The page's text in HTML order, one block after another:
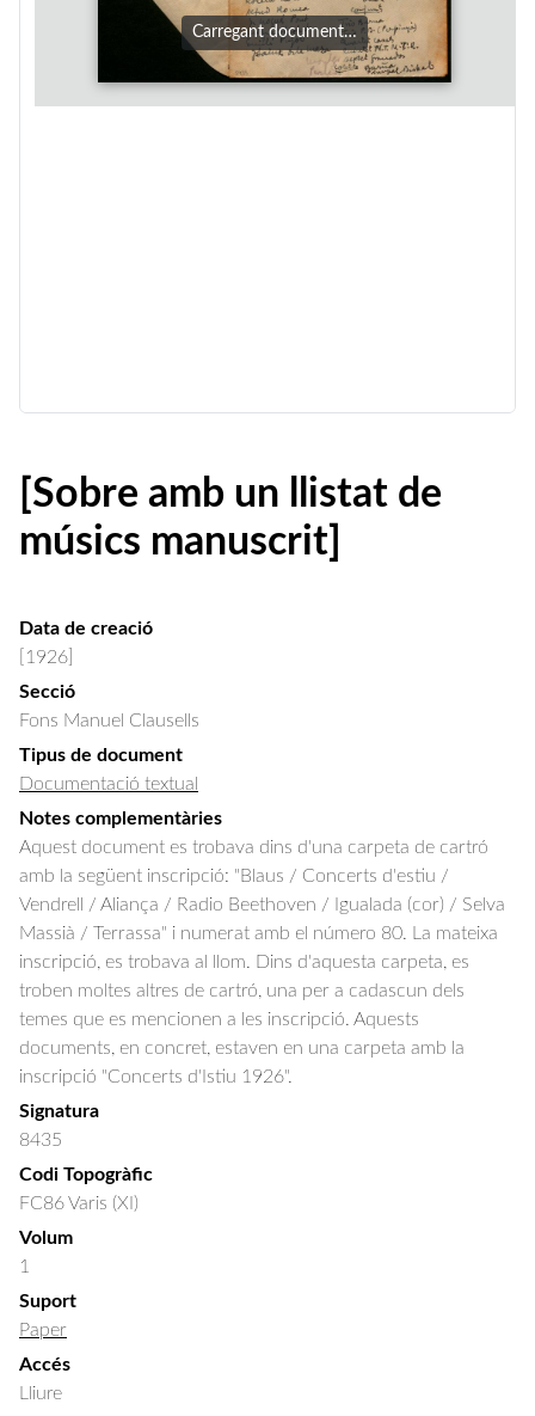
Carregant document…
[Sobre amb un llistat de
músics manuscrit]
Data de creació
[1926]
Secció
Fons Manuel Clausells
Tipus de document
Documentació textual
Notes complementàries
Aquest document es trobava dins d'una carpeta de cartró
amb la següent inscripció: "Blaus / Concerts d'estiu /
Vendrell / Aliança / Radio Beethoven / Igualada (cor) / Selva
Massià / Terrassa" i numerat amb el número 80. La mateixa
inscripció, es trobava al llom. Dins d'aquesta carpeta, es
troben moltes altres de cartró, una per a cadascun dels
temes que es mencionen a les inscripció. Aquests
documents, en concret, estaven en una carpeta amb la
inscripció "Concerts d'Istiu 1926".
Signatura
8435
Codi Topogràfic
FC86 Varis (XI)
Volum
1
Suport
Paper
Accés
Lliure